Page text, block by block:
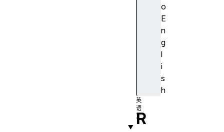
o
E
n
g
l
i
s
h
R